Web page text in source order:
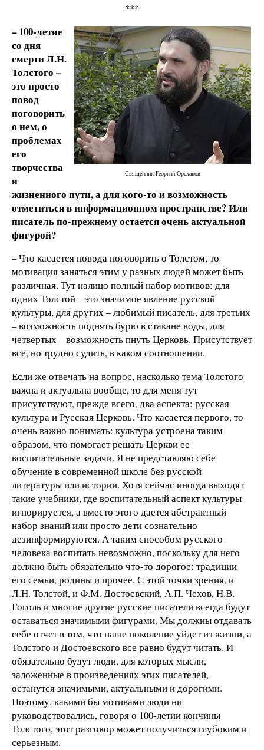
***
Священник Георгий Ореханов
– 100-летие
со дня
смерти Л.Н.
Толстого –
это просто
повод
поговорить
о нем, о
проблемах
его
творчества
и
жизненного пути, а для кого-то и возможность
отметиться в информационном пространстве? Или
писатель по-прежнему остается очень актуальной
фигурой?
– Что касается повода поговорить о Толстом, то
мотивация заняться этим у разных людей может быть
различная. Тут налицо полный набор мотивов: для
одних Толстой – это значимое явление русской
культуры, для других – любимый писатель, для третьих
– возможность поднять бурю в стакане воды, для
четвертых – возможность пнуть Церковь. Присутствует
все, но трудно судить, в каком соотношении.
Если же отвечать на вопрос, насколько тема Толстого
важна и актуальна вообще, то для меня тут
присутствуют, прежде всего, два аспекта: русская
культура и Русская Церковь. Что касается первого, то
очень важно понимать: культура устроена таким
образом, что помогает решать Церкви ее
воспитательные задачи. Я не представляю себе
обучение в современной школе без русской
литературы или истории. Хотя сейчас иногда выходят
такие учебники, где воспитательный аспект культуры
игнорируется, а вместо этого дается абстрактный
набор знаний или просто дети сознательно
дезинформируются. А таким способом русского
человека воспитать невозможно, поскольку для него
должно быть обязательно что-то дорогое: традиции
его семьи, родины и прочее. С этой точки зрения, и
Л.Н. Толстой, и Ф.М. Достоевский, А.П. Чехов, Н.В.
Гоголь и многие другие русские писатели всегда будут
оставаться значимыми фигурами. Мы должны отдавать
себе отчет в том, что наше поколение уйдет из жизни, а
Толстого и Достоевского все равно будут читать. И
обязательно будут люди, для которых мысли,
заложенные в произведениях этих писателей,
останутся значимыми, актуальными и дорогими.
Поэтому, какими бы мотивами люди ни
руководствовались, говоря о 100-летии кончины
Толстого, этот разговор может получиться глубоким и
серьезным.